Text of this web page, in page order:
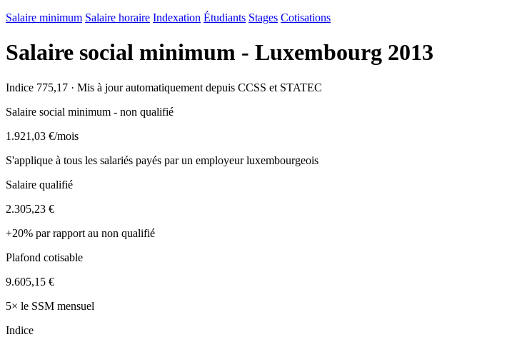
Salaire minimum Salaire horaire Indexation Étudiants Stages Cotisations
Salaire social minimum - Luxembourg 2013
Indice 775,17 · Mis à jour automatiquement depuis CCSS et STATEC
Salaire social minimum - non qualifié
1.921,03 €/mois
S'applique à tous les salariés payés par un employeur luxembourgeois
Salaire qualifié
2.305,23 €
+20% par rapport au non qualifié
Plafond cotisable
9.605,15 €
5× le SSM mensuel
Indice